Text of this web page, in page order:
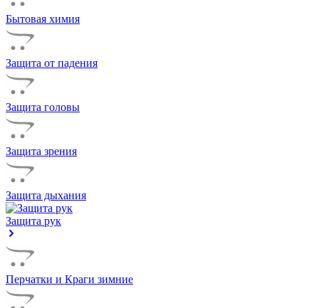
Бытовая химия
Защита от падения
Защита головы
Защита зрения
Защита дыхания
Защита рук
Перчатки и Краги зимние